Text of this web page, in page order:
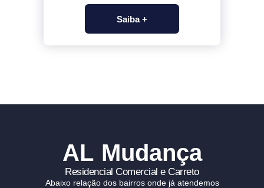
Saiba +
AL Mudança
Residencial Comercial e Carreto
Abaixo relação dos bairros onde já atendemos